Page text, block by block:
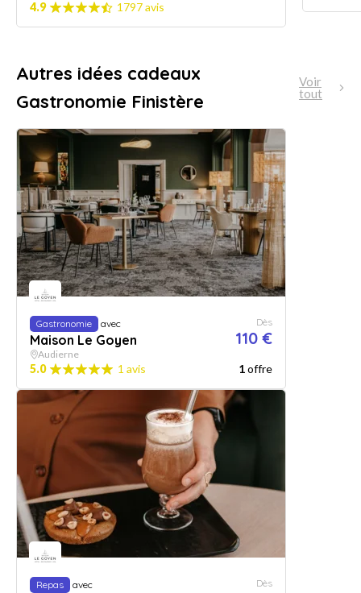
4.9
1797 avis
Autres idées cadeaux
Gastronomie Finistère
Voir
tout
Gastronomie avec
Maison Le Goyen
Dès
110 €
Audierne
5.0 1 avis 1offre
Repas avec Dès